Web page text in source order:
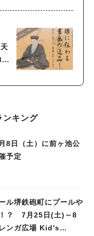
ンキング
8日（土）に前ヶ池公
予定
ル堺鉄砲町にプールや
？ 7月25日(土)～8
ンガ広場 Kid's